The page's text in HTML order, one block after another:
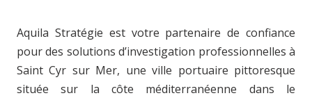
Aquila Stratégie est votre partenaire de confiance
pour des solutions d’investigation professionnelles à
Saint Cyr sur Mer, une ville portuaire pittoresque
située sur la côte méditerranéenne dans le